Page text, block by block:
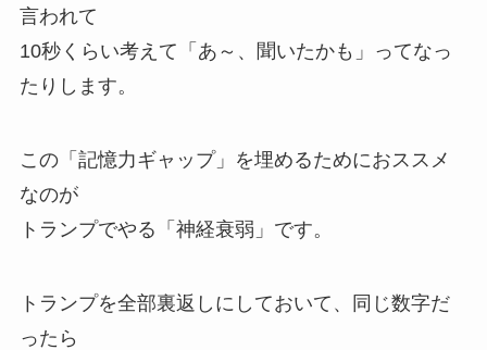
言われて
10秒くらい考えて「あ～、聞いたかも」ってなっ
たりします。
この「記憶力ギャップ」を埋めるためにおススメ
なのが
トランプでやる 「 神経衰弱 」 です。
トランプを全部裏返しにしておいて、同じ数字だ
ったら